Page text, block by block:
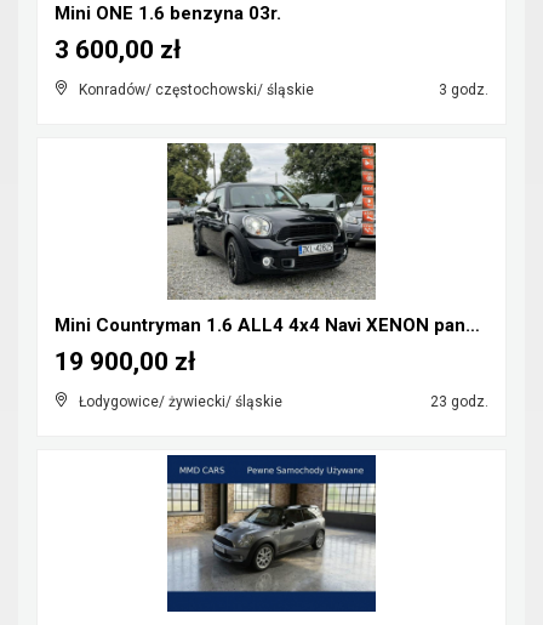
Mini ONE 1.6 benzyna 03r.
Konradów/ częstochowski/ śląskie 3 godz.
3 600,00 zł
Mini Countryman 1.6 ALL4 4x4 Navi XENON panorama
Łodygowice/ żywiecki/ śląskie 23 godz.
19 900,00 zł